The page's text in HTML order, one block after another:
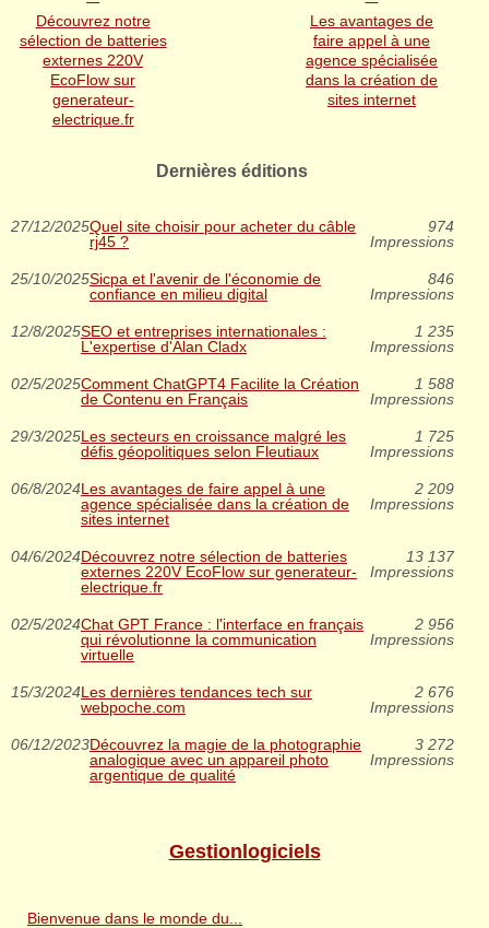
Découvrez notre
sélection de batteries
externes 220V
EcoFlow sur
generateur-
electrique.fr
Les avantages de
faire appel à une
agence spécialisée
dans la création de
sites internet
Dernières éditions
27/12/2025Quel site choisir pour acheter du câble
rj45 ?
974
Impressions
25/10/2025Sicpa et l'avenir de l'économie de
confiance en milieu digital
846
Impressions
12/8/2025SEO et entreprises internationales :
L'expertise d'Alan Cladx
1 235
Impressions
02/5/2025Comment ChatGPT4 Facilite la Création
de Contenu en Français
1 588
Impressions
29/3/2025Les secteurs en croissance malgré les
défis géopolitiques selon Fleutiaux
1 725
Impressions
06/8/2024Les avantages de faire appel à une
agence spécialisée dans la création de
sites internet
2 209
Impressions
04/6/2024Découvrez notre sélection de batteries
externes 220V EcoFlow sur generateur-
electrique.fr
13 137
Impressions
02/5/2024Chat GPT France : l'interface en français
qui révolutionne la communication
virtuelle
2 956
Impressions
15/3/2024Les dernières tendances tech sur
webpoche.com
2 676
Impressions
06/12/2023Découvrez la magie de la photographie
analogique avec un appareil photo
argentique de qualité
3 272
Impressions
Gestionlogiciels
Bienvenue dans le monde du...